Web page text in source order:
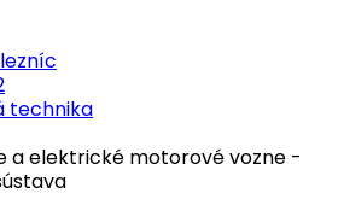
technika
a elektrické motorové vozne -